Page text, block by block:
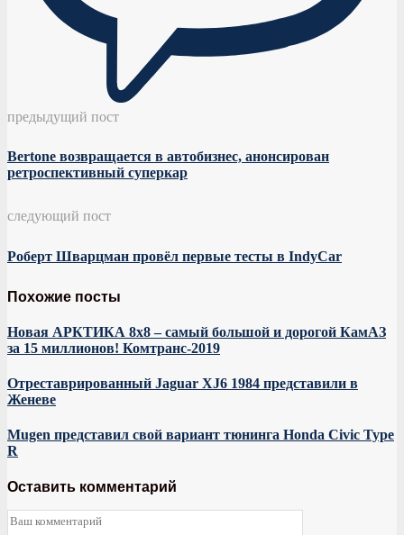
предыдущий пост
Bertone возвращается в автобизнес, анонсирован
ретроспективный суперкар
следующий пост
Роберт Шварцман провёл первые тесты в IndyCar
Похожие посты
Новая АРКТИКА 8х8 – самый большой и дорогой КамАЗ
за 15 миллионов! Комтранс-2019
Отреставрированный Jaguar XJ6 1984 представили в
Женеве
Mugen представил свой вариант тюнинга Honda Civic Type
R
Оставить комментарий